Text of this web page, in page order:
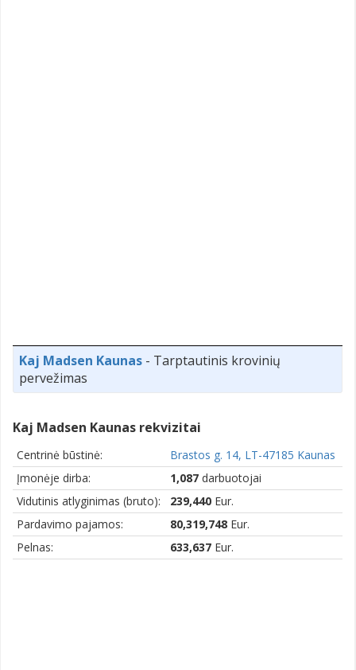
Kaj Madsen Kaunas - Tarptautinis krovinių
pervežimas
Kaj Madsen Kaunas rekvizitai
Centrinė būstinė:
Brastos g. 14, LT-47185 Kaunas
Įmonėje dirba:
1,087 darbuotojai
Vidutinis atlyginimas (bruto):
239,440 Eur.
Pardavimo pajamos:
80,319,748 Eur.
Pelnas:
633,637 Eur.